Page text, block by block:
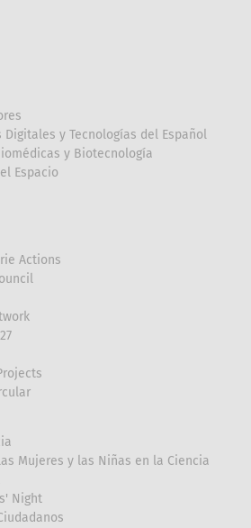
Digitales y Tecnologías del Español
y Biotecnología
Espacio
Actions
Mujeres y las Niñas en la Ciencia
Night